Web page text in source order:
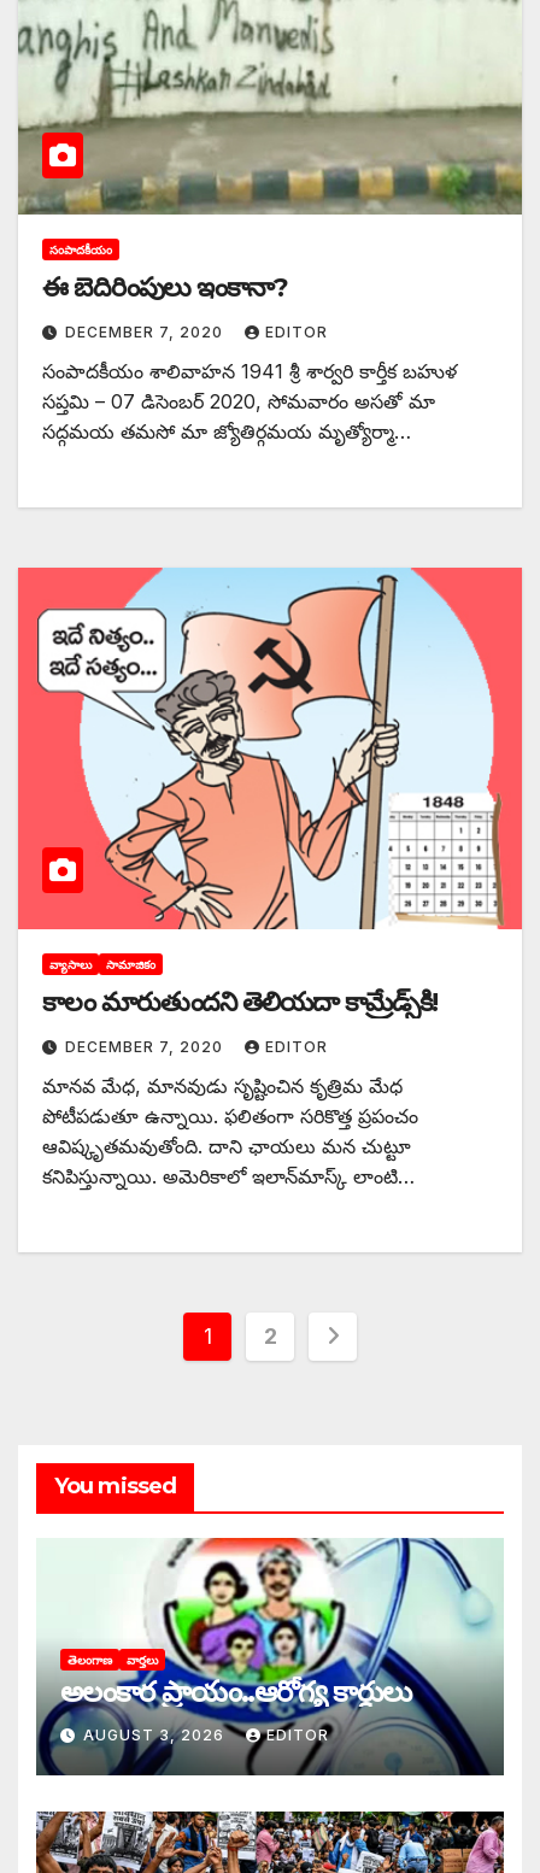
సంపాదకీయం
ఈ ‌బెదిరింపులు ఇంకానా?
DECEMBER 7, 2020 EDITOR
సంపాదకీయం శాలివాహన 1941 శ్రీ శార్వరి కార్తీక బహుళ
సప్తమి – 07 డిసెంబర్‌ 2020, ‌సోమవారం అసతో మా
సద్గమయ తమసో మా జ్యోతిర్గమయ మృత్యోర్మా…
వ్యాసాలు సామాజికం
కాలం మారుతుందని తెలియదా కామ్రేడ్స్‌కి!
DECEMBER 7, 2020 EDITOR
మానవ మేధ, మానవుడు సృష్టించిన కృత్రిమ మేధ
పోటీపడుతూ ఉన్నాయి. ఫలితంగా సరికొత్త ప్రపంచం
ఆవిష్కృతమవుతోంది. దాని ఛాయలు మన చుట్టూ
కనిపిస్తున్నాయి. అమెరికాలో ఇలాన్‌మాస్క్ ‌లాంటి…
Posts
1 2
You missed
తెలంగాణ వార్తలు
అలంకార ప్రాయం..ఆరోగ్య కార్డులు
AUGUST 3, 2026 EDITOR